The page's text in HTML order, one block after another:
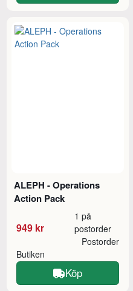
ALEPH - Operations
Action Pack
949 kr
1 på
postorder
Butiken
Postorder
Köp